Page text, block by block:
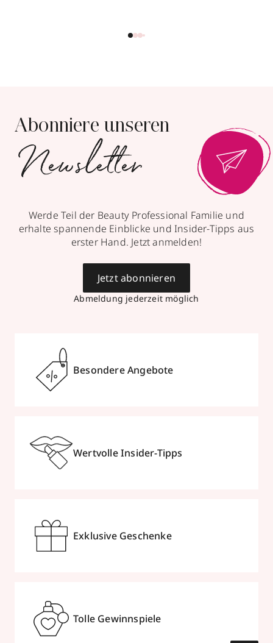
Abonniere unseren
Newsletter
Werde Teil der Beauty Professional Familie und
erhalte spannende Einblicke und Insider-Tipps aus
erster Hand. Jetzt anmelden!
Abmeldung jederzeit möglich
Jetzt abonnieren
Besondere Angebote
Wertvolle Insider-Tipps
Exklusive Geschenke
Tolle Gewinnspiele